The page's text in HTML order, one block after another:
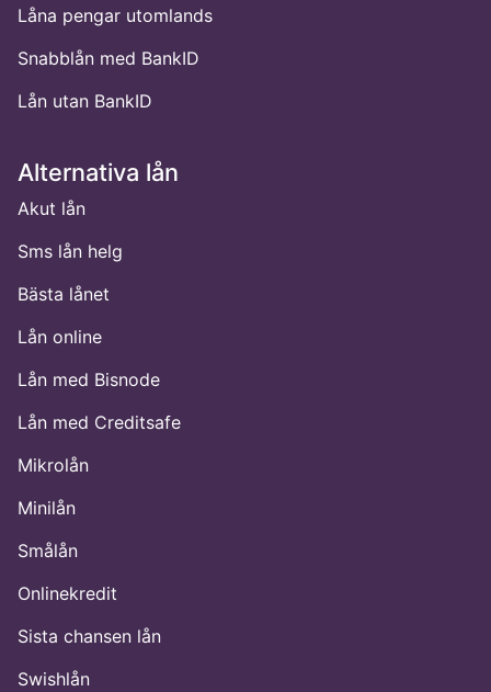
Låna pengar utomlands
Snabblån med BankID
Lån utan BankID
Alternativa lån
Akut lån
Sms lån helg
Bästa lånet
Lån online
Lån med Bisnode
Lån med Creditsafe
Mikrolån
Minilån
Smålån
Onlinekredit
Sista chansen lån
Swishlån